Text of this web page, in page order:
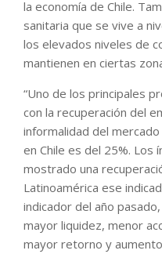
la economía de Chile.
sanitaria que se vive a
los elevados niveles de
mantienen en ciertas
“Uno de los principales
con la recuperación del
informalidad del
en Chile es del 25%. Los
mostrado una
Latinoamérica ese
indicador del año
mayor liquidez, menor
mayor retorno y